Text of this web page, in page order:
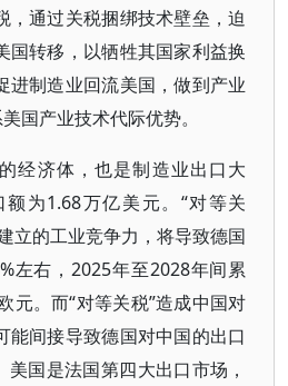
，通过关税捆绑技术壁垒，迫
国转移，以牺牲其国家利益换
进制造业回流美国，做到产业
国产业技术代际优势。
经济体，也是制造业出口大
为1.68万亿美元。“对等关
立的工业竞争力，将导致德国
左右，2025年至2028年间累
元。而“对等关税”造成中国对
能间接导致德国对中国的出口
国是法国第四大出口市场，